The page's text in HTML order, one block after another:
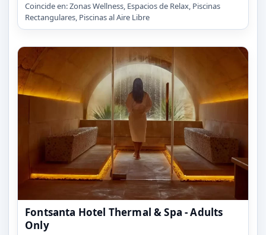
Coincide en: Zonas Wellness, Espacios de Relax, Piscinas
Rectangulares, Piscinas al Aire Libre
Fontsanta Hotel Thermal & Spa - Adults
Only